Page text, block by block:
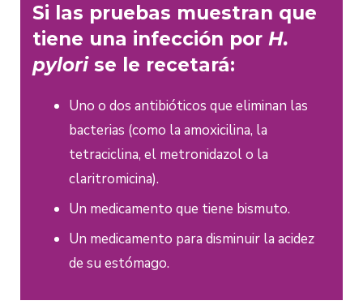
Si las pruebas muestran que
tiene una infección por H.
pylorise le recetará:
Uno o dos antibióticos que eliminan las
bacterias (como la amoxicilina, la
tetraciclina, el metronidazol o la
claritromicina).
Un medicamento que tiene bismuto.
Un medicamento para disminuir la acidez
de su estómago.